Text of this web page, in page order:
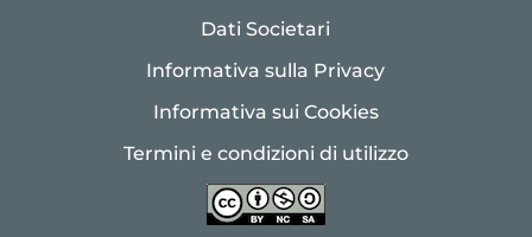
Dati Societari
Informativa sulla Privacy
Informativa sui Cookies
Termini e condizioni di utilizzo